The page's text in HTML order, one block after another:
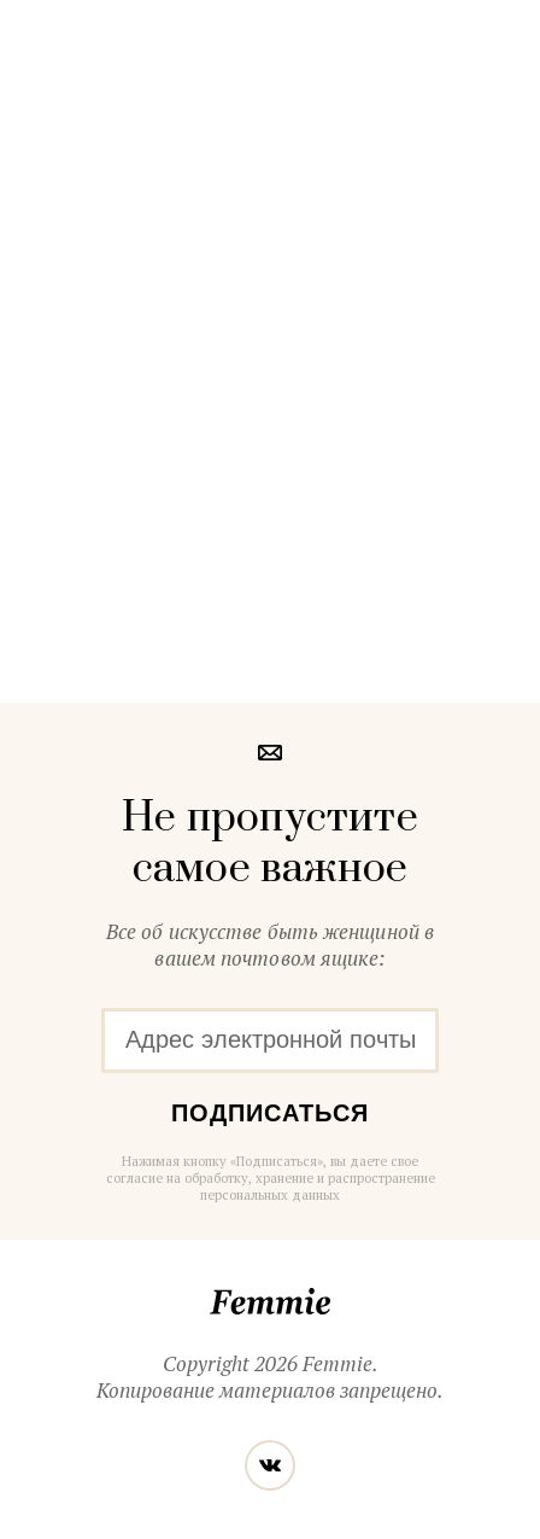
Не пропустите
самое важное
Все об искусстве быть женщиной в
вашем почтовом ящике:
ПОДПИСАТЬСЯ
Нажимая кнопку «Подписаться», вы даете свое
согласие на обработку, хранение и распространение
персональных данных
Copyright 2026 Femmie.
Копирование материалов запрещено.
Читайте
нас
в социальных